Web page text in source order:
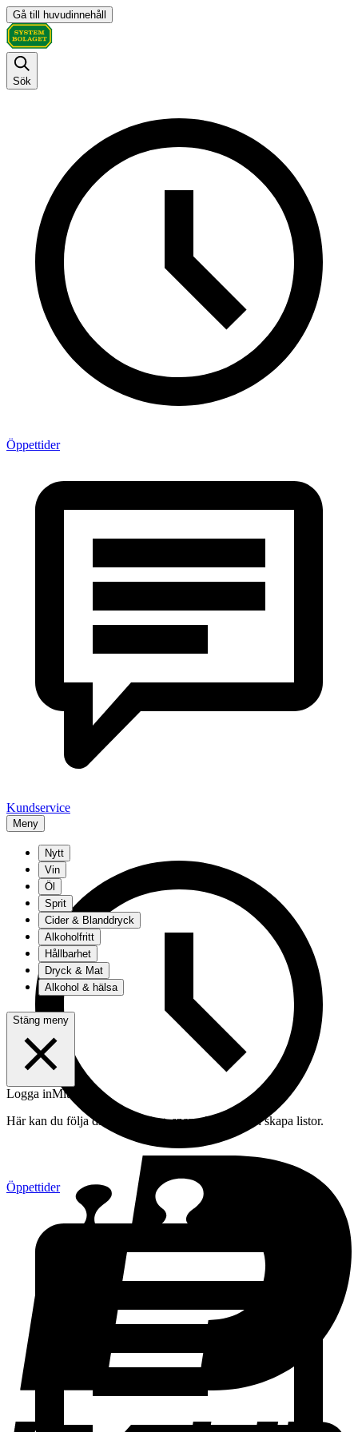
Gå till huvudinnehåll
Sök
Öppettider
Kundservice
Meny
Öppettider
Nytt
Vin
Öl
Sprit
Cider & Blanddryck
Alkoholfritt
Hållbarhet
Dryck & Mat
Alkohol & hälsa
Stäng meny
Logga inMitt konto
Här kan du följa din beställning, spara drycker och skapa listor.